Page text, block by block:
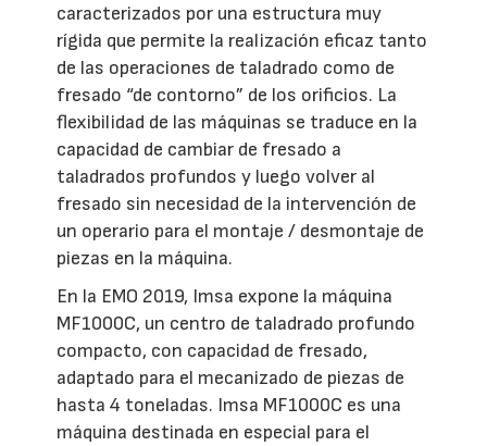
caracterizados por una estructura muy
rígida que permite la realización eficaz tanto
de las operaciones de taladrado como de
fresado “de contorno” de los orificios. La
flexibilidad de las máquinas se traduce en la
capacidad de cambiar de fresado a
taladrados profundos y luego volver al
fresado sin necesidad de la intervención de
un operario para el montaje / desmontaje de
piezas en la máquina.
En la EMO 2019, Imsa expone la máquina
MF1000C, un centro de taladrado profundo
compacto, con capacidad de fresado,
adaptado para el mecanizado de piezas de
hasta 4 toneladas. Imsa MF1000C es una
máquina destinada en especial para el